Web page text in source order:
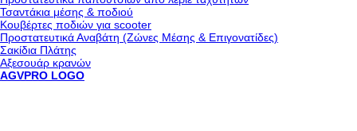
Τσαντάκια μέσης & ποδιού
Κουβέρτες ποδιών για scooter
Προστατευτικά Αναβάτη (Ζώνες Μέσης & Επιγονατίδες)
Σακίδια Πλάτης
Αξεσουάρ κρανών
AGVPRO LOGO